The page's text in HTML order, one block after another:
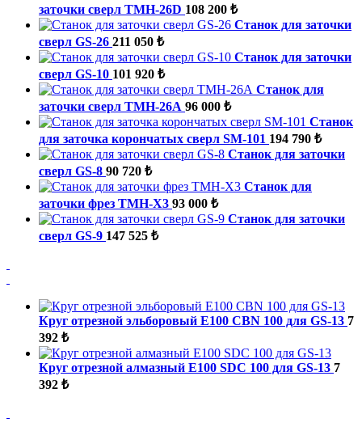
заточки сверл TMH-26D 108 200 ₺
Станок для заточки
сверл GS-26 211 050 ₺
Станок для заточки
сверл GS-10 101 920 ₺
Станок для
заточки сверл TMH-26A 96 000 ₺
Станок
для заточка корончатых сверл SM-101 194 790 ₺
Станок для заточки
сверл GS-8 90 720 ₺
Станок для
заточки фрез TMH-X3 93 000 ₺
Станок для заточки
сверл GS-9 147 525 ₺
Круг отрезной эльборовый Е100 CBN 100 для GS-13 7
392 ₺
Круг отрезной алмазный Е100 SDC 100 для GS-13 7
392 ₺